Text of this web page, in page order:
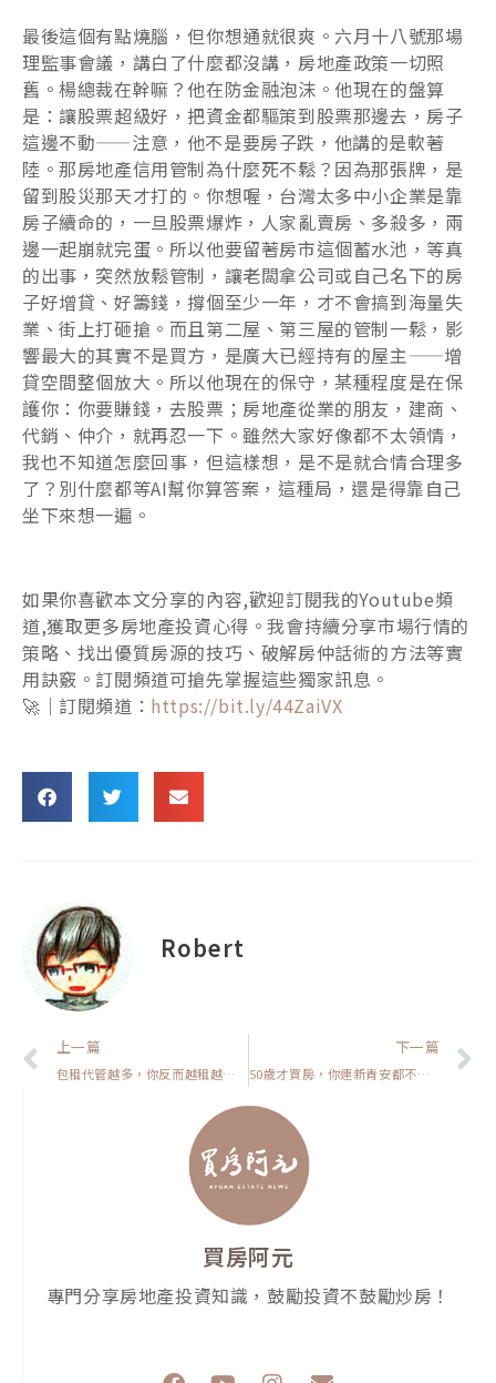
最後這個有點燒腦，但你想通就很爽。六月十八號那場
理監事會議，講白了什麼都沒講，房地產政策一切照
舊。楊總裁在幹嘛？他在防金融泡沫。他現在的盤算
是：讓股票超級好，把資金都驅策到股票那邊去，房子
這邊不動——注意，他不是要房子跌，他講的是軟著
陸。那房地產信用管制為什麼死不鬆？因為那張牌，是
留到股災那天才打的。你想喔，台灣太多中小企業是靠
房子續命的，一旦股票爆炸，人家亂賣房、多殺多，兩
邊一起崩就完蛋。所以他要留著房市這個蓄水池，等真
的出事，突然放鬆管制，讓老闆拿公司或自己名下的房
子好增貸、好籌錢，撐個至少一年，才不會搞到海量失
業、街上打砸搶。而且第二屋、第三屋的管制一鬆，影
響最大的其實不是買方，是廣大已經持有的屋主——增
貸空間整個放大。所以他現在的保守，某種程度是在保
護你：你要賺錢，去股票；房地產從業的朋友，建商、
代銷、仲介，就再忍一下。雖然大家好像都不太領情，
我也不知道怎麼回事，但這樣想，是不是就合情合理多
了？別什麼都等AI幫你算答案，這種局，還是得靠自己
坐下來想一遍。
如果你喜歡本文分享的內容,歡迎訂閱我的Youtube頻
道,獲取更多房地產投資心得。我會持續分享市場行情的
策略、找出優質房源的技巧、破解房仲話術的方法等實
用訣竅。訂閱頻道可搶先掌握這些獨家訊息。
🚀｜訂閱頻道： https://bit.ly/44ZaiVX
Robert
上一頁
上一篇
包租代管越多，你反而越租越貴？【房貸一族拚買房】
下一篇
50歲才買房，你連新青安都不配用？【我真的好想買房子】
買房阿元
專門分享房地產投資知識，鼓勵投資不鼓勵炒房！